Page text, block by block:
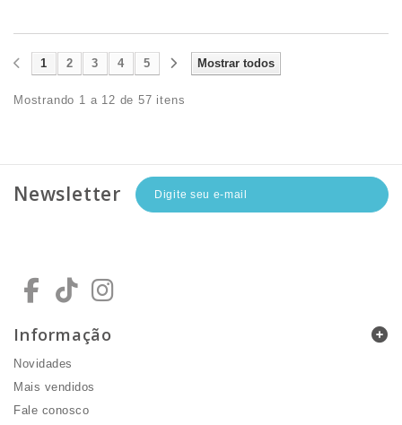
Mostrar todos
1 2 3 4 5
Mostrando 1 a 12 de 57 itens
Newsletter
Informação
Novidades
Mais vendidos
Fale conosco